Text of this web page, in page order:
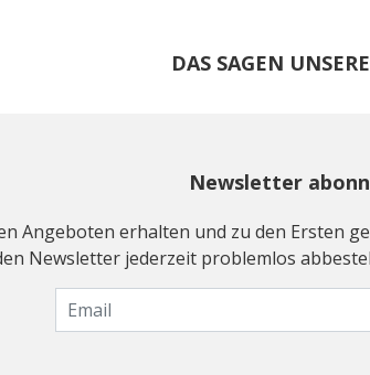
DAS SAGEN
Newsletter
Angeboten erhalten und zu den Ersten
Newsletter jederzeit problemlos